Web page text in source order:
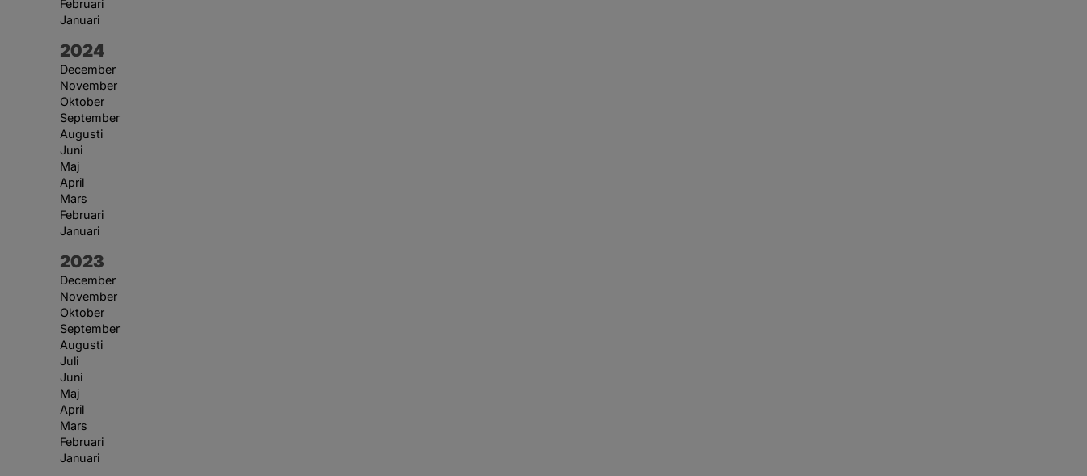
Februari
Januari
År:
2024
December
November
Oktober
September
Augusti
Juni
Maj
April
Mars
Februari
Januari
År:
2023
December
November
Oktober
September
Augusti
Juli
Juni
Maj
April
Mars
Februari
Januari